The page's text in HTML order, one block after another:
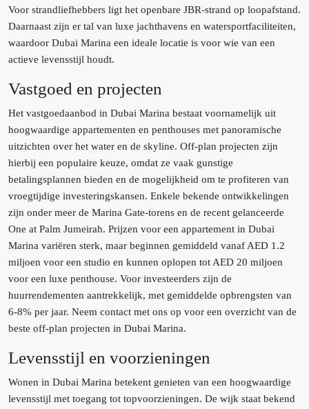
Voor strandliefhebbers ligt het openbare JBR-strand op loopafstand.
Daarnaast zijn er tal van luxe jachthavens en watersportfaciliteiten,
waardoor Dubai Marina een ideale locatie is voor wie van een
actieve levensstijl houdt.
Vastgoed en projecten
Het vastgoedaanbod in Dubai Marina bestaat voornamelijk uit
hoogwaardige appartementen en penthouses met panoramische
uitzichten over het water en de skyline. Off-plan projecten zijn
hierbij een populaire keuze, omdat ze vaak gunstige
betalingsplannen bieden en de mogelijkheid om te profiteren van
vroegtijdige investeringskansen. Enkele bekende ontwikkelingen
zijn onder meer de Marina Gate-torens en de recent gelanceerde
One at Palm Jumeirah. Prijzen voor een appartement in Dubai
Marina variëren sterk, maar beginnen gemiddeld vanaf AED 1.2
miljoen voor een studio en kunnen oplopen tot AED 20 miljoen
voor een luxe penthouse. Voor investeerders zijn de
huurrendementen aantrekkelijk, met gemiddelde opbrengsten van
6-8% per jaar. Neem contact met ons op voor een overzicht van de
beste off-plan projecten in Dubai Marina.
Levensstijl en voorzieningen
Wonen in Dubai Marina betekent genieten van een hoogwaardige
levensstijl met toegang tot topvoorzieningen. De wijk staat bekend